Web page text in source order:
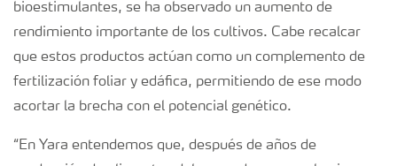
bioestimulantes, se ha observado un aumento de
rendimiento importante de los cultivos. Cabe recalcar
que estos productos actúan como un complemento de
fertilización foliar y edáfica, permitiendo de ese modo
acortar la brecha con el potencial genético.
“En Yara entendemos que, después de años de